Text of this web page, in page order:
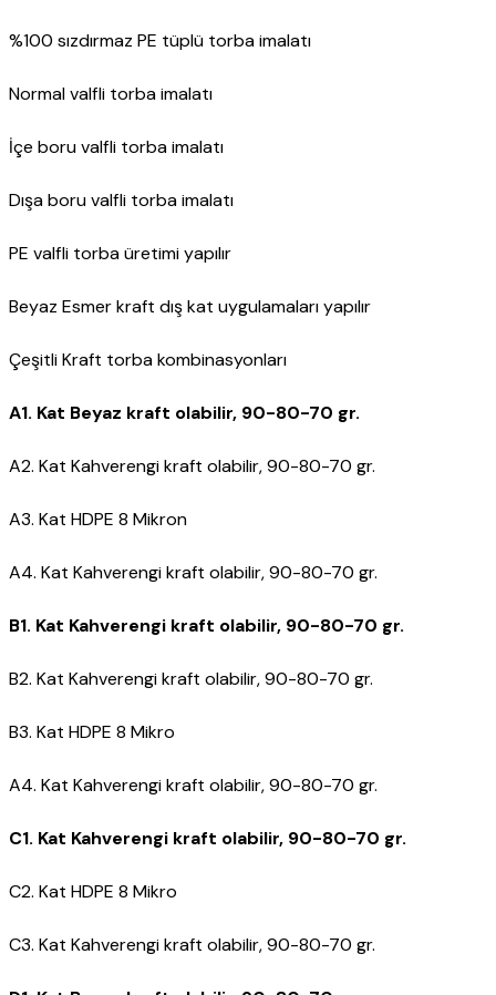
%100 sızdırmaz PE tüplü torba imalatı
Normal valfli torba imalatı
İçe boru valfli torba imalatı
Dışa boru valfli torba imalatı
PE valfli torba üretimi yapılır
Beyaz Esmer kraft dış kat uygulamaları yapılır
Çeşitli Kraft torba kombinasyonları
A1. Kat Beyaz kraft olabilir, 90-80-70 gr.
A2. Kat Kahverengi kraft olabilir, 90-80-70 gr.
A3. Kat HDPE 8 Mikron
A4. Kat Kahverengi kraft olabilir, 90-80-70 gr.
B1. Kat Kahverengi kraft olabilir, 90-80-70 gr.
B2. Kat Kahverengi kraft olabilir, 90-80-70 gr.
B3. Kat HDPE 8 Mikro
A4. Kat Kahverengi kraft olabilir, 90-80-70 gr.
C1. Kat Kahverengi kraft olabilir, 90-80-70 gr.
C2. Kat HDPE 8 Mikro
C3. Kat Kahverengi kraft olabilir, 90-80-70 gr.